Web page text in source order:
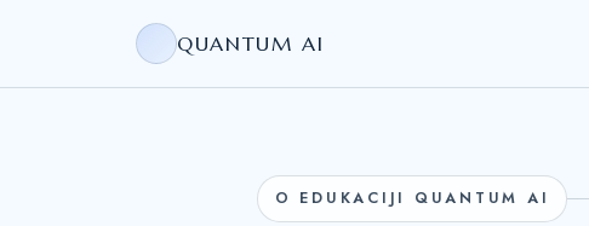
QUANTUM AI
O EDUKACIJI QUANTUM AI